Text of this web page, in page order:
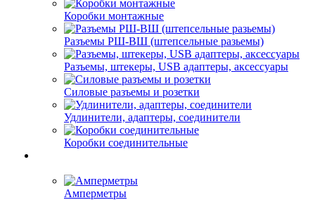
Коробки монтажные
Разъемы РШ-ВШ (штепсельные разьемы)
Разъемы, штекеры, USB адаптеры, аксессуары
Силовые разъемы и розетки
Удлинители, адаптеры, соединители
Коробки соединительные
Амперметры